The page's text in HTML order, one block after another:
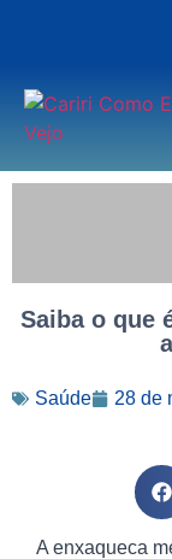
Saiba o que
Saúde 28 de
A enxaqueca